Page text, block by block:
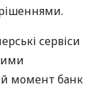
сервіси
момент банк